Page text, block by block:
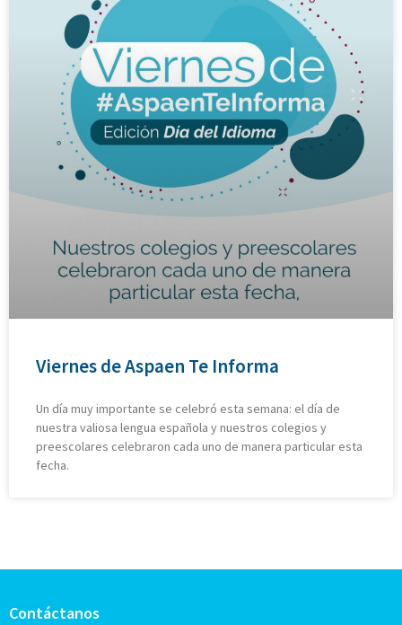
Viernes de Aspaen Te Informa
Un día muy importante se celebró esta semana: el día de
nuestra valiosa lengua española y nuestros colegios y
preescolares celebraron cada uno de manera particular esta
fecha.
Contáctanos